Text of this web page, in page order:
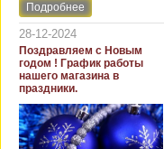
Интернет-магазин "Кровать
и диван" представляет
новинки стульев и кресел
для дачи. В ассортименте
представлены как
бюджетные модели из
пластика для дачи, так и
кресла для загородных
домов из натурального и
искусственного ротанга.
Подробнее
28-12-2024
Поздравляем с Новым
годом ! График работы
нашего магазина в
праздники.